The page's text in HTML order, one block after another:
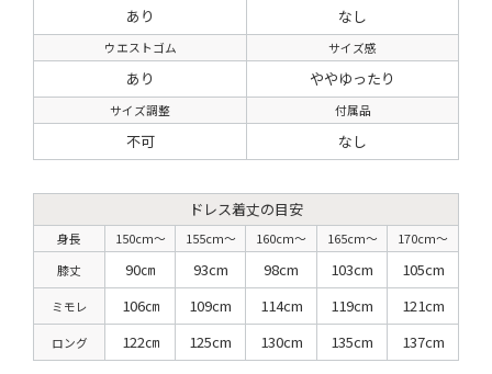
あり なし
ウエストゴム サイズ感
あり ややゆったり
サイズ調整 付属品
不可 なし
ドレス着丈の目安
身長 150cm〜 155cm〜 160cm〜 165cm〜
170cm〜
膝丈
90㎝ 93cm 98cm 103cm 105cm
ミモレ 106㎝ 109cm 114cm 119cm 121cm
ロング 122㎝ 125cm 130cm 135cm 137cm